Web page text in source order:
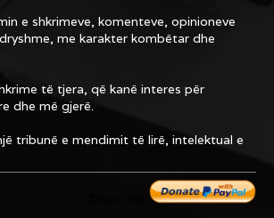
e shkrimeve, komenteve, opinioneve
me karakter kombëtar dhe
të tjera, që kanë interes për
dhe më gjerë.
tribunë e mendimit të lirë, intelektual e